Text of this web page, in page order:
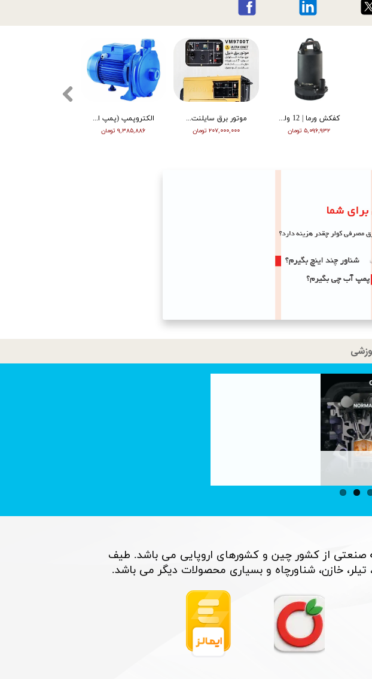
الکتروپمپ (پمپ اب ) ویگو بشقابی 0/5 اسب پروانه پلاستیک CPM130
۹,۳۸۵,۸۸۶ تومان
موتور برق سایلنت ورما گازوییلی 7 کیلووات VM9700T
۲۰۷,۰۰۰,۰۰۰ تومان
کفکش ورما | 12 ولت | 20 متری | 1 اینچ | مشکی | VMDC-12V 1
۵,۰۹۶,۹۳۲ تومان
صنعتی از کشور چین و کشورهای اروپایی می باشد. طیف
خازن، شناورچاه و بسیاری محصولات دیگر می باشد.